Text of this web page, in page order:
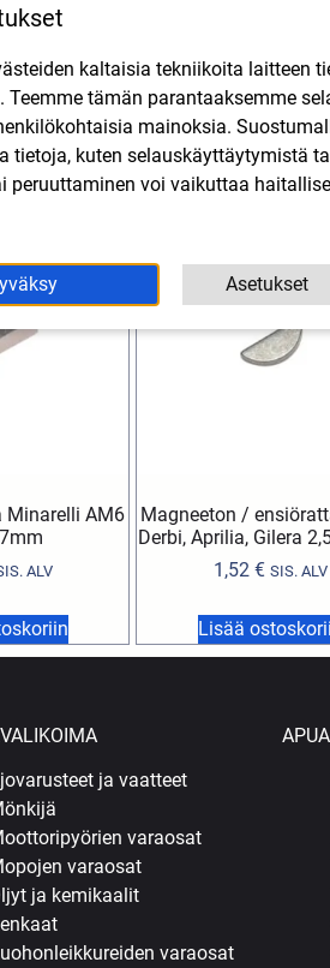
Tutustu
Minarelli AM6
ALV
Magneeton /
Derbi, Aprilia, Gilera
1,52 € SIS. ALV
Lisää
ja vaatteet
varaosat
varaosat
ja kemikaalit
varaosat
kaltaisia tekniikoita laitteen
Teemme tämän parantaaksemme
mainoksia.
tietoja, kuten selauskäyttäytymistä
peruuttaminen voi vaikuttaa
Asetukset